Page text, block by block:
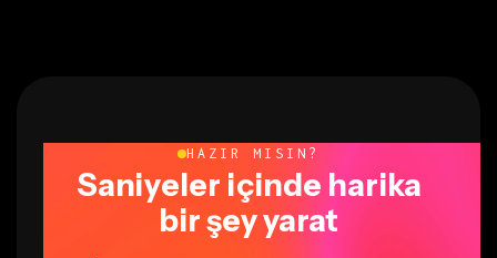
HAZIR MISIN?
Saniyeler içinde harika
bir şey yarat